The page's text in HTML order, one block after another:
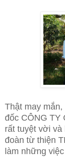
Thật may
đốc CÔNG TY
rất tuyệt vời và
đoàn từ thiện
làm những